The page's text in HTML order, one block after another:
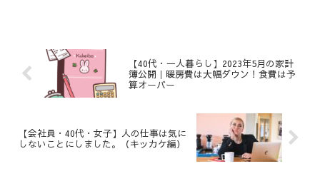
【40代・一人暮らし】2023年5月の家計
簿公開｜暖房費は大幅ダウン！食費は予
算オーバー
【会社員・40代・女子】人の仕事は気に
しないことにしました。（キッカケ編）